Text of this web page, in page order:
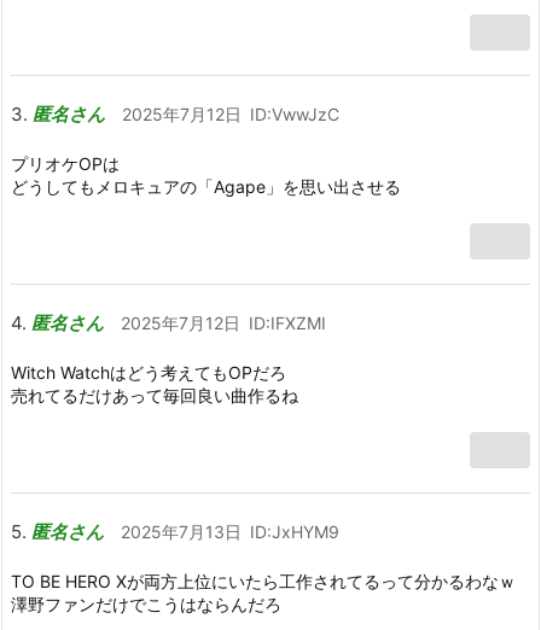
匿名さん 2025年7月12日 ID:VwwJzC
プリオケOPは
どうしてもメロキュアの「Agape」を思い出させる
匿名さん 2025年7月12日 ID:IFXZMI
Witch Watchはどう考えてもOPだろ
売れてるだけあって毎回良い曲作るね
匿名さん 2025年7月13日 ID:JxHYM9
TO BE HERO Xが両方上位にいたら工作されてるって分かるわなｗ
澤野ファンだけでこうはならんだろ